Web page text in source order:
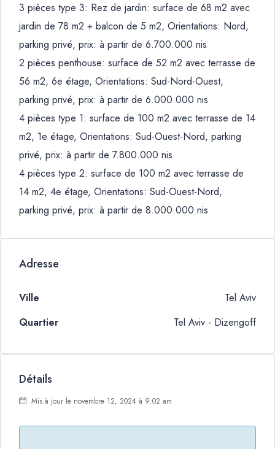
3 pièces type 3: Rez de jardin: surface de 68 m2 avec
jardin de 78 m2 + balcon de 5 m2, Orientations: Nord,
parking privé, prix: à partir de 6.700.000 nis
2 pièces penthouse: surface de 52 m2 avec terrasse de
56 m2, 6e étage, Orientations: Sud-Nord-Ouest,
parking privé, prix: à partir de 6.000.000 nis
4 pièces type 1: surface de 100 m2 avec terrasse de 14
m2, 1e étage, Orientations: Sud-Ouest-Nord, parking
privé, prix: à partir de 7.800.000 nis
4 pièces type 2: surface de 100 m2 avec terrasse de
14 m2, 4e étage, Orientations: Sud-Ouest-Nord,
parking privé, prix: à partir de 8.000.000 nis
Adresse
Ville
Tel Aviv
Quartier
Tel Aviv - Dizengoff
Détails
Mis à jour le novembre 12, 2024 à 9:02 am